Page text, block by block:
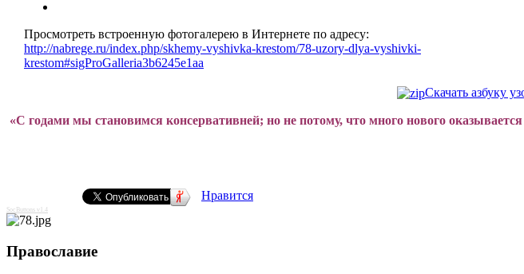
Просмотреть встроенную фотогалерею в Интернете по адресу:
http://nabrege.ru/index.php/skhemy-vyshivka-krestom/78-uzory-dlya-vyshivki-
krestom#sigProGalleria3b6245e1aa
Скачать азбуку
«С годами мы становимся консервативней; но не потому, что много нового
Нравится
SocButtons v1.4
Православие